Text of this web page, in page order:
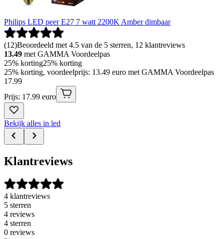
Philips LED peer E27 7 watt 2200K Amber dimbaar
(12)Beoordeeld met 4.5 van de 5 sterren, 12 klantreviews
13.49 met GAMMA Voordeelpas
25% korting25% korting
25% korting, voordeelprijs: 13.49 euro met GAMMA Voordeelpas
17.99
Prijs: 17.99 euro
Bekijk alles in led
Klantreviews
4 klantreviews
5 sterren
4 reviews
4 sterren
0 reviews